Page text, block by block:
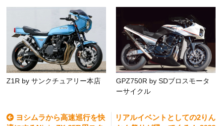
Z1R by サンクチュアリー本店
GPZ750R by SDブロスモータ
ーサイクル
ヨシムラから高速巡行を快
リアルイベントとしての2りん